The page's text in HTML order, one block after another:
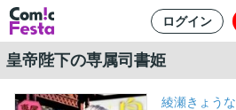
ログイン
皇帝陛下の専属司書姫
綾瀬きょうな